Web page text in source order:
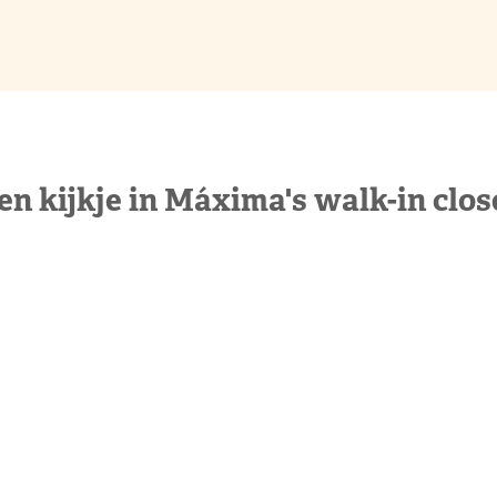
kijkje in Máxima's walk-in